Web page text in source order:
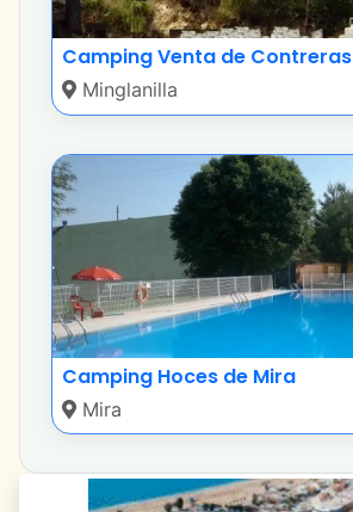
Camping Venta de Contreras
Minglanilla
Camping Hoces de Mira
Mira